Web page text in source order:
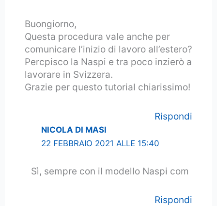
Buongiorno,
Questa procedura vale anche per
comunicare l’inizio di lavoro all’estero?
Percpisco la Naspi e tra poco inzierò a
lavorare in Svizzera.
Grazie per questo tutorial chiarissimo!
Rispondi
NICOLA DI MASI
22 FEBBRAIO 2021 ALLE 15:40
Sì, sempre con il modello Naspi com
Rispondi